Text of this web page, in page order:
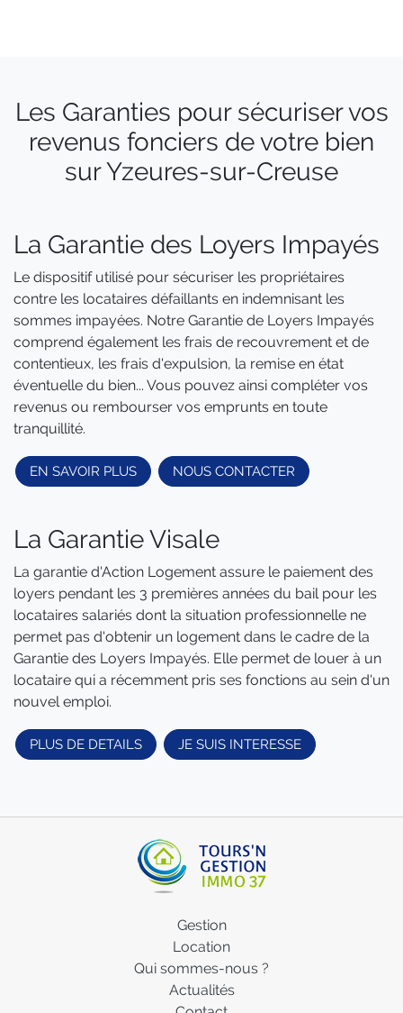
Les Garanties pour sécuriser vos
revenus fonciers de votre bien
sur Yzeures-sur-Creuse
La Garantie des Loyers Impayés
Le dispositif utilisé pour sécuriser les propriétaires
contre les locataires défaillants en indemnisant les
sommes impayées. Notre Garantie de Loyers Impayés
comprend également les frais de recouvrement et de
contentieux, les frais d'expulsion, la remise en état
éventuelle du bien... Vous pouvez ainsi compléter vos
revenus ou rembourser vos emprunts en toute
tranquillité.
EN SAVOIR PLUS NOUS CONTACTER
La Garantie Visale
La garantie d'Action Logement assure le paiement des
loyers pendant les 3 premières années du bail pour les
locataires salariés dont la situation professionnelle ne
permet pas d'obtenir un logement dans le cadre de la
Garantie des Loyers Impayés. Elle permet de louer à un
locataire qui a récemment pris ses fonctions au sein d'un
nouvel emploi.
PLUS DE DETAILS JE SUIS INTERESSE
Gestion
Location
Qui sommes-nous ?
Actualités